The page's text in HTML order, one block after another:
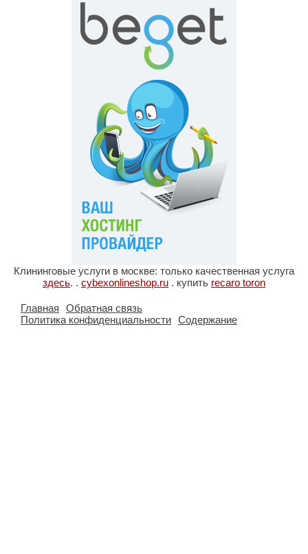
Клининговые услуги в москве: только качественная услуга
здесь. . cybexonlineshop.ru . купить recaro toron
Главная
Обратная связь
Политика конфиденциальности Содержание